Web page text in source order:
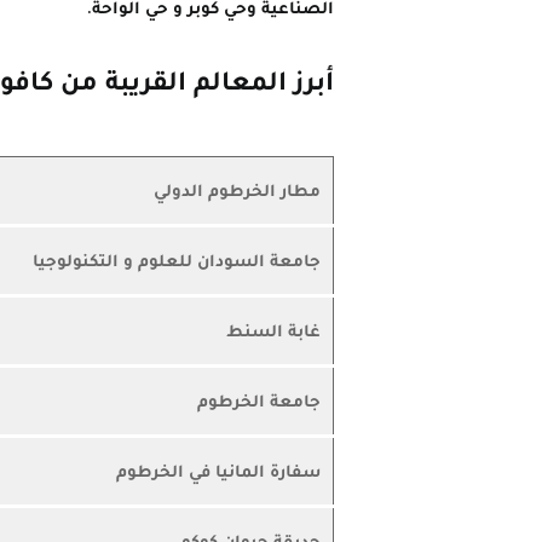
الصناعية وحي كوبر و حي الواحة.
أبرز المعالم القريبة من
مطار الخرطوم الدولي
جامعة السودان للعلوم و التكنولوجيا
غابة السنط
جامعة الخرطوم
سفارة المانيا في الخرطوم